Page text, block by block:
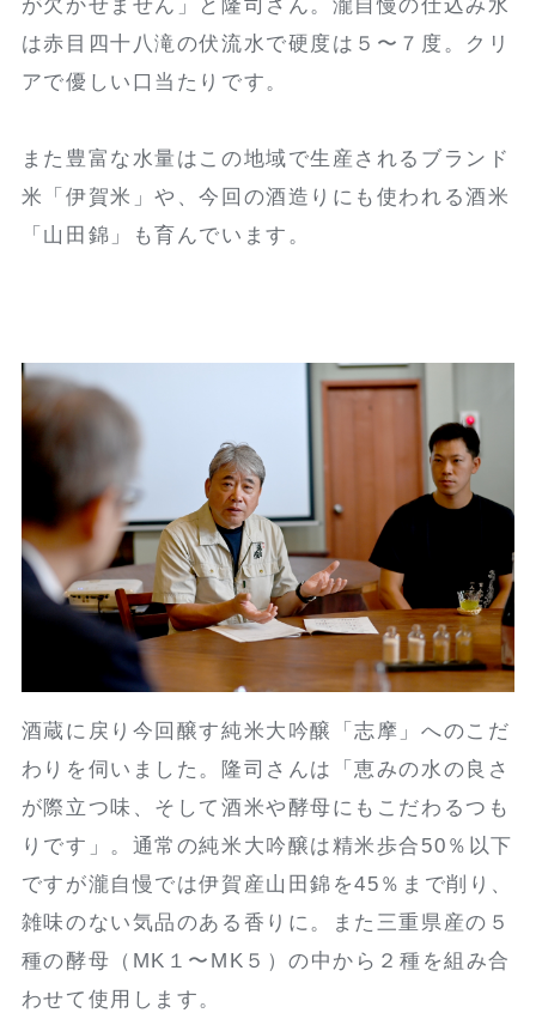
が欠かせません」と隆司さん。瀧自慢の仕込み水
は赤目四十八滝の伏流水で硬度は５〜７度。クリ
アで優しい口当たりです。
また豊富な水量はこの地域で生産されるブランド
米「伊賀米」や、今回の酒造りにも使われる酒米
「山田錦」も育んでいます。
酒蔵に戻り今回醸す純米大吟醸「志摩」へのこだ
わりを伺いました。隆司さんは「恵みの水の良さ
が際立つ味、そして酒米や酵母にもこだわるつも
りです」。通常の純米大吟醸は精米歩合50％以下
ですが瀧自慢では伊賀産山田錦を45％まで削り、
雑味のない気品のある香りに。また三重県産の５
種の酵母（MK１〜MK５）の中から２種を組み合
わせて使用します。